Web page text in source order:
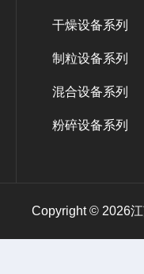
干燥设备系列
制粒设备系列
混合设备系列
粉碎设备系列
Copyright © 2026